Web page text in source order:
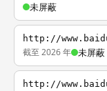
未屏蔽
http://
截至 2026 年 未屏蔽
http://